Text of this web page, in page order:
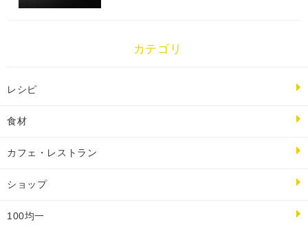
カテゴリ
レシピ
食材
カフェ・レストラン
ショップ
100均一